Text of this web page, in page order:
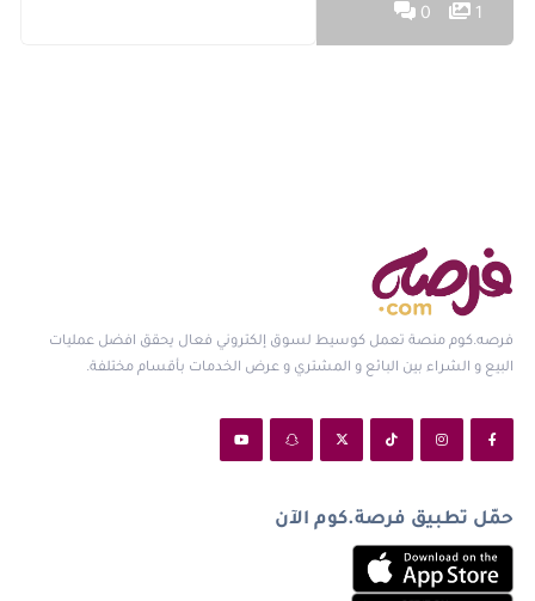
1
0
فرصه.كوم منصة تعمل كوسيط لسوق إلكتروني فعال يحقق افضل عمليات
البيع و الشراء بين البائع و المشتري و عرض الخدمات بأقسام مختلفة.
حمّل تطبيق فرصة.كوم الآن